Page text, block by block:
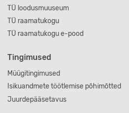
TÜ loodusmuuseum
TÜ raamatukogu
TÜ raamatukogu e-pood
Tingimused
Müügitingimused
Isikuandmete töötlemise põhimõtted
Juurdepääsetavus